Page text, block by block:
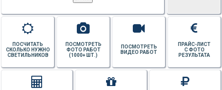
ПРАЙС-ЛИСТ
С ФОТО
РЕЗУЛЬТАТА
ПОСМОТРЕТЬ
ВИДЕО РАБОТ
ПОСМОТРЕТЬ
ФОТО РАБОТ
(1000+ ШТ.)
ПОСЧИТАТЬ
СКОЛЬКО НУЖНО
СВЕТИЛЬНИКОВ